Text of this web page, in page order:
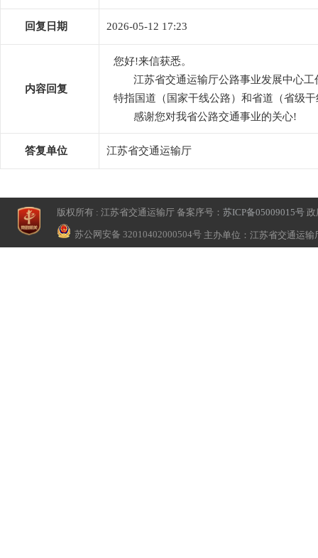
回复日期 2026-05-12 17:23
内容回复
您好!来信获悉。
江苏省交通运输厅公路事业发展中心工
特指国道（国家干线公路）和省道（省级
感谢您对我省公路交通事业的关心!
答复单位 江苏省交通运输厅
版权所有 : 江苏省交通运输厅 备案序号： 苏ICP备05009015号 政
苏公网安备 32010402000504号 主办单位：江苏省交通运输